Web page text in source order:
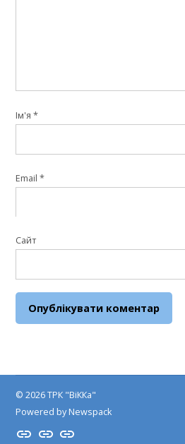
Ім'я*
Email*
Сайт
© 2026 ТРК "ВіККа"
Powered by Newspack
Insta
YouTube
FB